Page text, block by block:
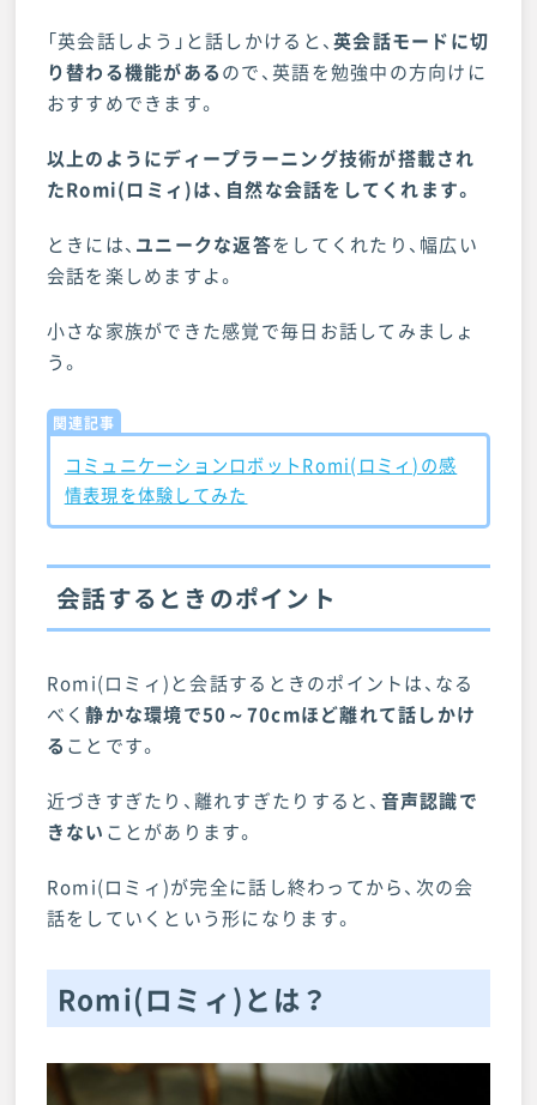
「英会話しよう」と話しかけると、英会話モードに切
り替わる機能があるので、英語を勉強中の方向けに
おすすめできます。
以上のようにディープラーニング技術が搭載され
たRomi(ロミィ)は、自然な会話をしてくれます。
ときには、 ユニークな返答をしてくれたり、幅広い
会話を楽しめますよ。
小さな家族ができた感覚で毎日お話してみましょ
う。
関連記事
コミュニケーションロボットRomi(ロミィ)の感
情表現を体験してみた
会話するときのポイント
Romi(ロミィ)と会話するときのポイントは、なる
べく静かな環境で50～70cmほど離れて話しかけ
る ことです。
近づきすぎたり、離れすぎたりすると、 音声認識で
きない ことがあります。
Romi(ロミィ)が完全に話し終わってから、次の会
話をしていくという形になります。
Romi(ロミィ)とは？